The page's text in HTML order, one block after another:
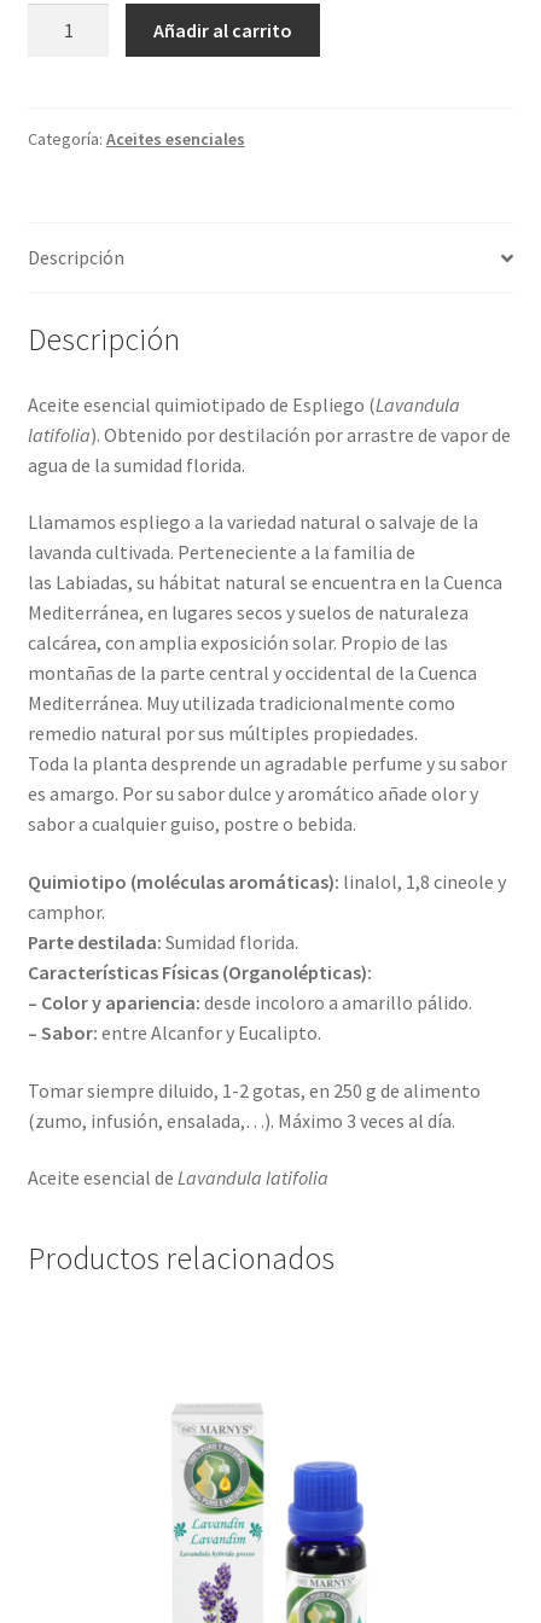
(15ml)
Añadir al carrito
Categoría: Aceites esenciales
Descripción
Descripción
Aceite esencial quimiotipado de Espliego (Lavandula
latifolia). Obtenido por destilación por arrastre de vapor de
agua de la sumidad florida.
Llamamos espliego a la variedad natural o salvaje de la
lavanda cultivada. Perteneciente a la familia de
las Labiadas, su hábitat natural se encuentra en la Cuenca
Mediterránea, en lugares secos y suelos de naturaleza
calcárea, con amplia exposición solar. Propio de las
montañas de la parte central y occidental de la Cuenca
Mediterránea. Muy utilizada tradicionalmente como
remedio natural por sus múltiples propiedades.
Toda la planta desprende un agradable perfume y su sabor
es amargo. Por su sabor dulce y aromático añade olor y
sabor a cualquier guiso, postre o bebida.
Quimiotipo (moléculas aromáticas): linalol, 1,8 cineole y
camphor.
Parte destilada: Sumidad florida.
Características Físicas (Organolépticas):
– Color y apariencia: desde incoloro a amarillo pálido.
– Sabor: entre Alcanfor y Eucalipto.
Tomar siempre diluido, 1-2 gotas, en 250 g de alimento
(zumo, infusión, ensalada,…). Máximo 3 veces al día.
Aceite esencial de Lavandula latifolia
Productos relacionados